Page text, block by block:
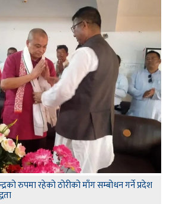
रुपमा रहेको ठोरीको माँग सम्बोधन गर्ने प्रदेश